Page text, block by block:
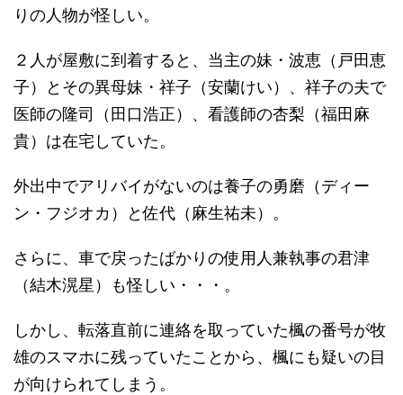
りの人物が怪しい。
２人が屋敷に到着すると、当主の妹・波恵（戸田恵
子）とその異母妹・祥子（安蘭けい）、祥子の夫で
医師の隆司（田口浩正）、看護師の杏梨（福田麻
貴）は在宅していた。
外出中でアリバイがないのは養子の勇磨（ディー
ン・フジオカ）と佐代（麻生祐未）。
さらに、車で戻ったばかりの使用人兼執事の君津
（結木滉星）も怪しい・・・。
しかし、転落直前に連絡を取っていた楓の番号が牧
雄のスマホに残っていたことから、楓にも疑いの目
が向けられてしまう。